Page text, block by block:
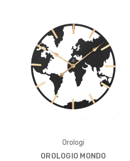
Orologi
OROLOGIO MONDO